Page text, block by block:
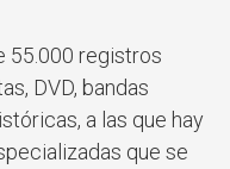
55.000 registros
DVD, bandas
a las que hay
que se